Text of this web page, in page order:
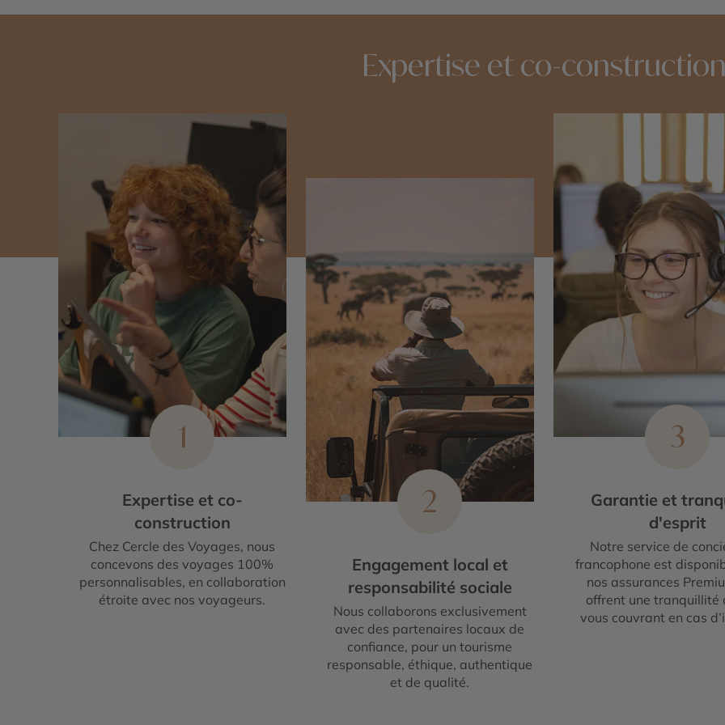
Expertise et co-
1
Expertise et co-
construction
Chez Cercle des Voyages, nous
concevons des voyages 100%
personnalisables, en collaboration
étroite avec nos voyageurs.
2
Engagement local et
responsabilité sociale
Nous collaborons exclusivement
avec des partenaires locaux de
confiance, pour un tourisme
responsable, éthique, authentique
et de qualité.
3
Garantie et
d'esprit
Notre service de
francophone est
nos assurances
offrent une tranquillité
vous couvrant en cas